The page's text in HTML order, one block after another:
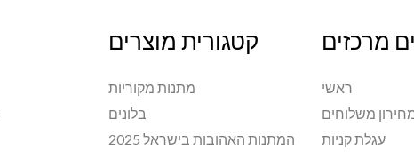
מרכזים
ראשי
משלוחים
עגלת קניות
קטגורית מוצרים
מתנות מקוריות
בלונים
המתנות האהובות בישראל 2025